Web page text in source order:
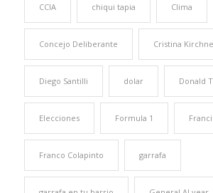
CCIA chiqui tapia Clima
Concejo Deliberante Cristina
Diego Santilli dolar Donald
Elecciones Formula 1
Franco Colapinto garrafa